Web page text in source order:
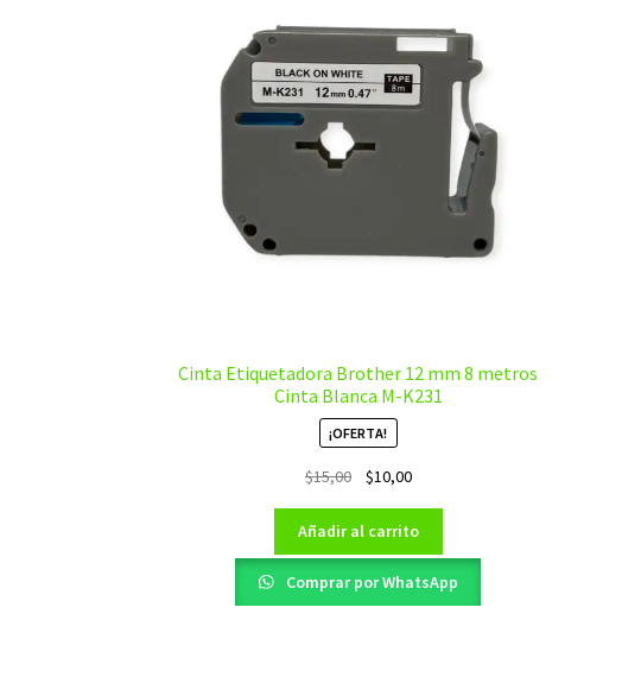
Cinta Etiquetadora Brother 12 mm 8 metros
Cinta Blanca M-K231
¡OFERTA!
$15,00
El
original
era:
$15,00.
$10,00El
actual
es:
$10,00.
Añadir al carrito
Comprar por WhatsApp